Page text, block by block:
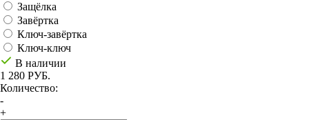
Защёлка
Завёртка
Ключ-завёртка
Ключ-ключ
В наличии
1 280 РУБ.
Количество:
-
+